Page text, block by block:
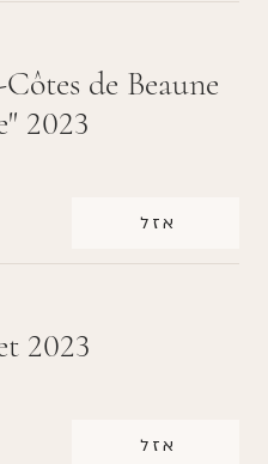
de Beaune
2023
אזל
2023
אזל